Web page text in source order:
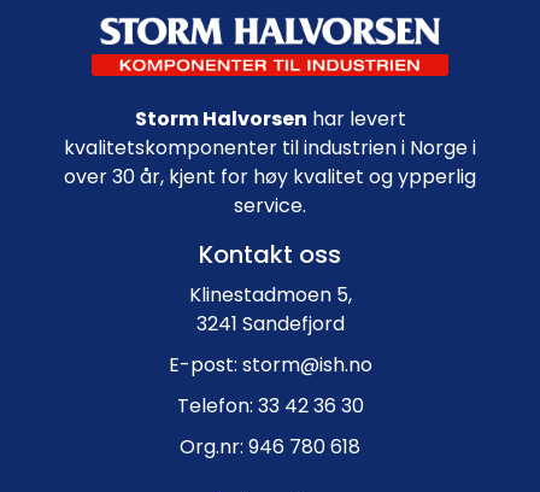
Footer navigation
Storm Halvorsen har levert
kvalitetskomponenter til industrien i Norge i
over 30 år, kjent for høy kvalitet og ypperlig
service.
Kontakt oss
Klinestadmoen 5,
3241 Sandefjord
E-post: storm@ish.no
Telefon: 33 42 36 30
Org.nr: 946 780 618